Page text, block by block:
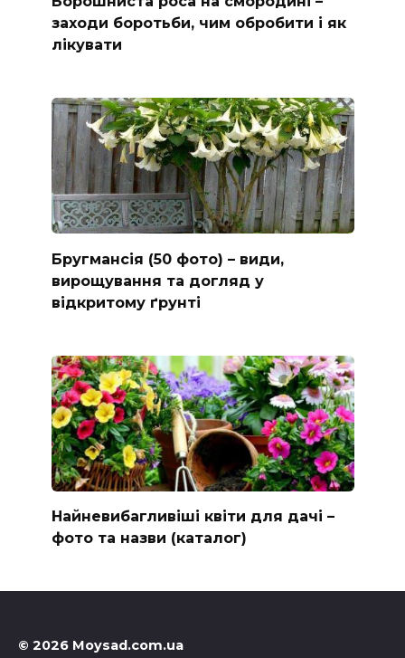
заходи боротьби, чим обробити і як
лікувати
Бругмансія (50 фото) – види,
вирощування та догляд у
відкритому ґрунті
Найневибагливіші квіти для дачі –
фото та назви (каталог)
© 2026 Moysad.com.ua